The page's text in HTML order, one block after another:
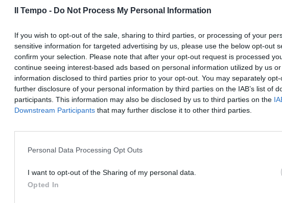
Il Tempo - Do Not Process My Personal Information
If you wish to opt-out of the sale, sharing to third parties, or processing of your
sensitive information for targeted advertising by us, please use the below opt-out
confirm your selection. Please note that after your opt-out request is processed
continue seeing interest-based ads based on personal information utilized by us
information disclosed to third parties prior to your opt-out. You may separately
further disclosure of your personal information by third parties on the IAB’s list of
participants. This information may also be disclosed by us to third parties on the
Downstream Participants that may further disclose it to other third parties.
Personal Data Processing Opt Outs
I want to opt-out of the Sharing of my personal data.
Opted In
Rudy Giuliani a Come States?
americana